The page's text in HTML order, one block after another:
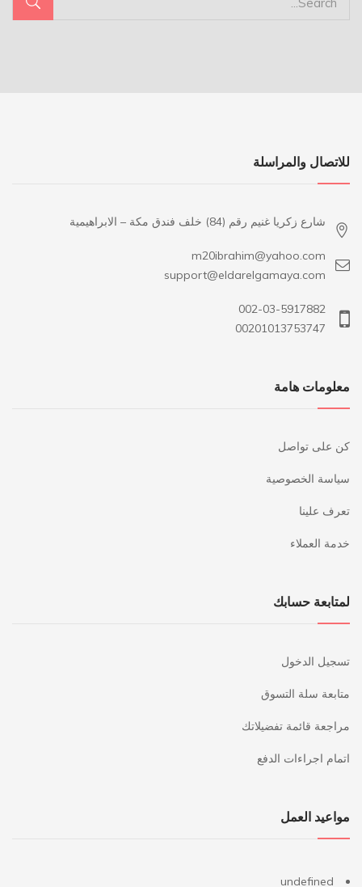
للاتصال والمراسلة
شارع زكريا غنيم رقم (84) خلف فندق مكة – الابراهيمية
m20ibrahim@yahoo.com
support@eldarelgamaya.com
002-03-5917882
00201013753747
معلومات هامة
كن على تواصل
سياسة الخصوصية
تعرف علينا
خدمة العملاء
لمتابعة حسابك
تسجيل الدخول
متابعة سلة التسوق
مراجعة قائمة تفضيلاتك
اتمام اجراءات الدفع
مواعيد العمل
undefined